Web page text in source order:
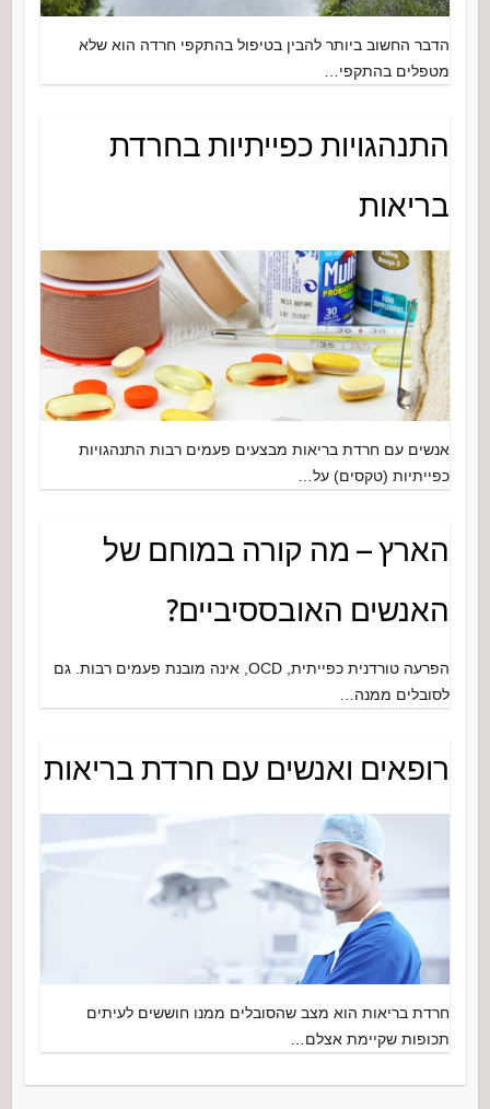
הדבר החשוב ביותר להבין בטיפול בהתקפי חרדה הוא שלא
מטפלים בהתקפי…
התנהגויות כפייתיות בחרדת
בריאות
אנשים עם חרדת בריאות מבצעים פעמים רבות התנהגויות
כפייתיות (טקסים) על…
הארץ – מה קורה במוחם של
האנשים האובססיביים?
הפרעה טורדנית כפייתית, OCD, אינה מובנת פעמים רבות. גם
לסובלים ממנה…
רופאים ואנשים עם חרדת בריאות
חרדת בריאות הוא מצב שהסובלים ממנו חוששים לעיתים
תכופות שקיימת אצלם…